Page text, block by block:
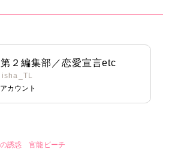
２編集部／恋愛宣言etc
カウント
の誘惑 官能ビーチ